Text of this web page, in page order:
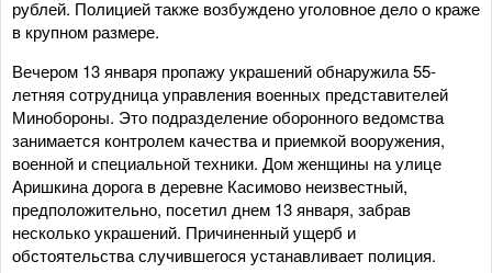
рублей. Полицией также возбуждено уголовное дело о краже
в крупном размере.
Вечером 13 января пропажу украшений обнаружила 55-
летняя сотрудница управления военных представителей
Минобороны. Это подразделение оборонного ведомства
занимается контролем качества и приемкой вооружения,
военной и специальной техники. Дом женщины на улице
Аришкина дорога в деревне Касимово неизвестный,
предположительно, посетил днем 13 января, забрав
несколько украшений. Причиненный ущерб и
обстоятельства случившегося устанавливает полиция.